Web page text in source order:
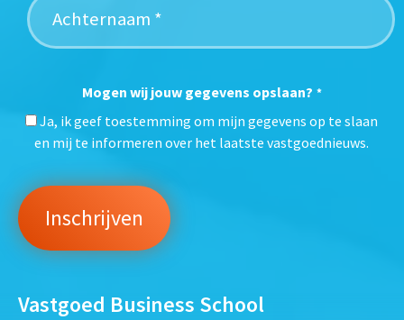
Mogen wij jouw gegevens opslaan? *
Ja, ik geef toestemming om mijn gegevens op te slaan
en mij te informeren over het laatste vastgoednieuws.
Vastgoed Business School